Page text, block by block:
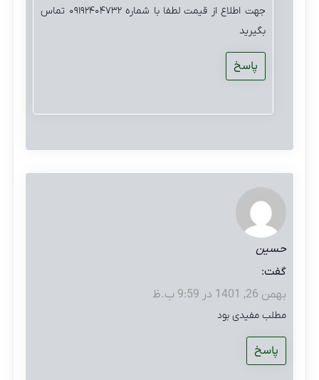
جهت اطلاع از قیمت لطفا با شماره ۰۹۱۹۲۴۰۴۷۳۲ تماس
بگیرید
پاسخ
حسین
گفت:
بهمن 26, 1401 در 9:59 ب.ظ
مطلب مفیدی بود
پاسخ